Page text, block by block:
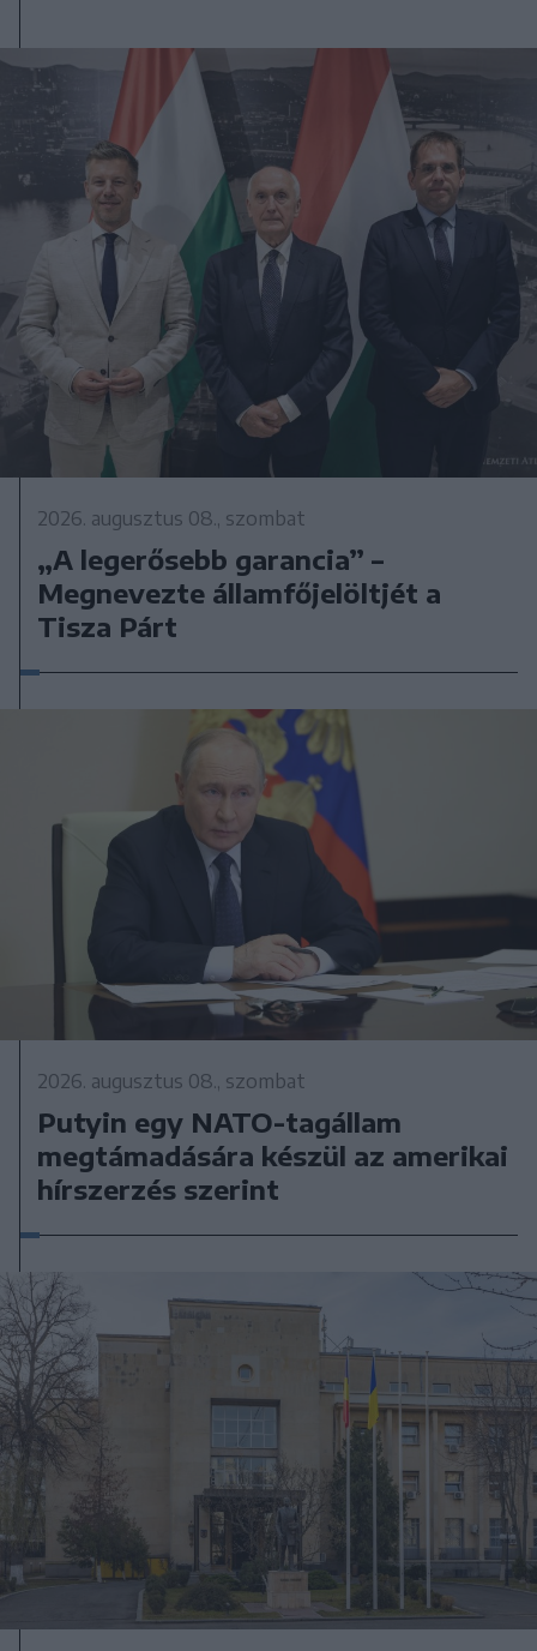
2026. augusztus 08., szombat
„A legerősebb garancia” –
Megnevezte államfőjelöltjét a
Tisza Párt
2026. augusztus 08., szombat
Putyin egy NATO-tagállam
megtámadására készül az amerikai
hírszerzés szerint